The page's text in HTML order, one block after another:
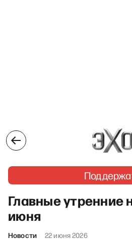
Главные утренние
июня
Новости 22 июня 2026